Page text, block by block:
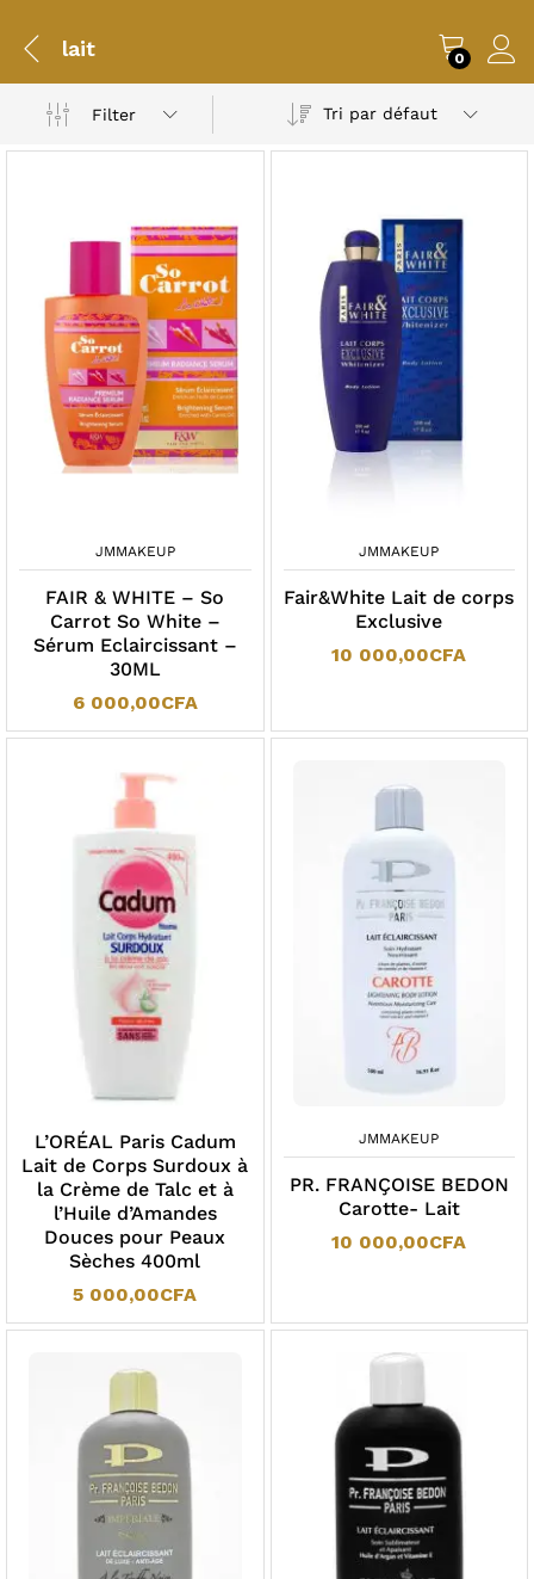
lait 0
Filter Tri par défaut
JMMAKEUP
FAIR & WHITE – So
Carrot So White –
Sérum Eclaircissant –
30ML
6 000,00CFA
JMMAKEUP
Fair&White Lait de corps
Exclusive
10 000,00CFA
L’ORÉAL Paris Cadum
Lait de Corps Surdoux à
la Crème de Talc et à
l’Huile d’Amandes
Douces pour Peaux
Sèches 400ml
5 000,00CFA
JMMAKEUP
PR. FRANÇOISE BEDON
Carotte- Lait
10 000,00CFA